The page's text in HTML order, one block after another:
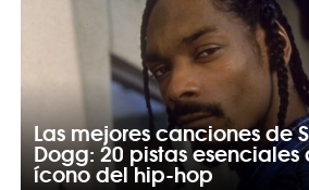
Las mejores canciones de
Dogg: 20 pistas esenciales
ícono del hip-hop